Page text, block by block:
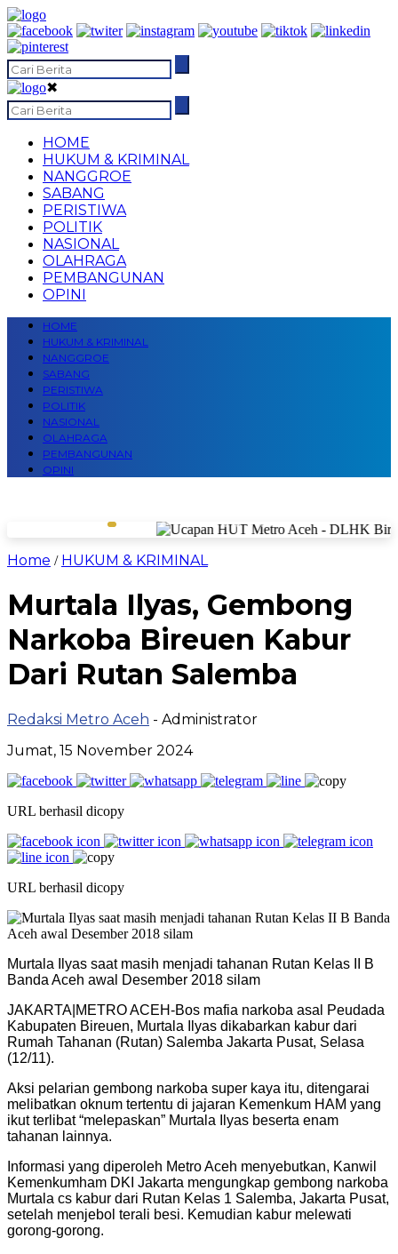
✖
HOME
HUKUM & KRIMINAL
NANGGROE
SABANG
PERISTIWA
POLITIK
NASIONAL
OLAHRAGA
PEMBANGUNAN
OPINI
HOME
HUKUM & KRIMINAL
NANGGROE
SABANG
PERISTIWA
POLITIK
NASIONAL
OLAHRAGA
PEMBANGUNAN
OPINI
Home / HUKUM & KRIMINAL
Murtala Ilyas, Gembong
Narkoba Bireuen Kabur
Dari Rutan Salemba
Redaksi Metro Aceh - Administrator
Jumat, 15 November 2024
URL berhasil dicopy
URL berhasil dicopy
Murtala Ilyas saat masih menjadi tahanan Rutan Kelas II B
Banda Aceh awal Desember 2018 silam
JAKARTA|METRO ACEH-Bos mafia narkoba asal Peudada
Kabupaten Bireuen, Murtala Ilyas dikabarkan kabur dari
Rumah Tahanan (Rutan) Salemba Jakarta Pusat, Selasa
(12/11).
Aksi pelarian gembong narkoba super kaya itu, ditengarai
melibatkan oknum tertentu di jajaran Kemenkum HAM yang
ikut terlibat “melepaskan” Murtala Ilyas beserta enam
tahanan lainnya.
Informasi yang diperoleh Metro Aceh menyebutkan, Kanwil
Kemenkumham DKI Jakarta mengungkap gembong narkoba
Murtala cs kabur dari Rutan Kelas 1 Salemba, Jakarta Pusat,
setelah menjebol terali besi. Kemudian kabur melewati
gorong-gorong.